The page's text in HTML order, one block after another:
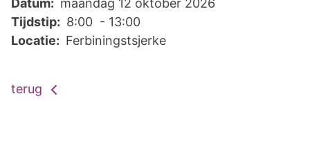
Datum: maandag 12 oktober 2026
Tijdstip: 8:00 - 13:00
Locatie: Ferbiningstsjerke
terug